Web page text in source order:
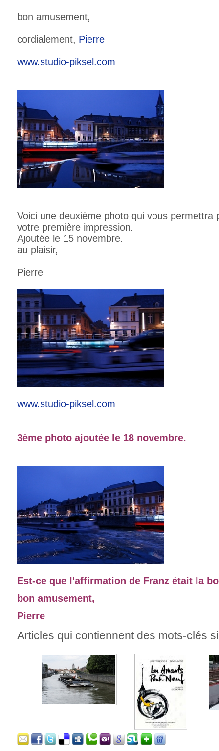
bon amusement,
cordialement, Pierre
www.studio-piksel.com
Voici une deuxième photo qui vous permettra
votre première impression.
Ajoutée le 15 novembre.
au plaisir,
Pierre
www.studio-piksel.com
3ème photo ajoutée le 18 novembre.
Est-ce que l'affirmation de Franz était la
bon amusement,
Pierre
Articles qui contiennent des mots-clés